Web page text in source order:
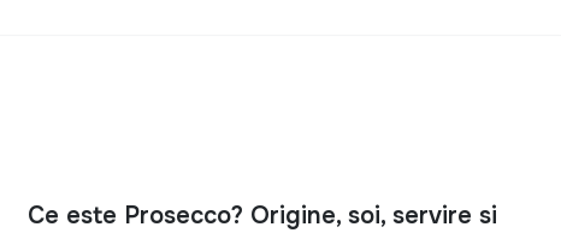
Ce este Prosecco? Origine, soi, servire si